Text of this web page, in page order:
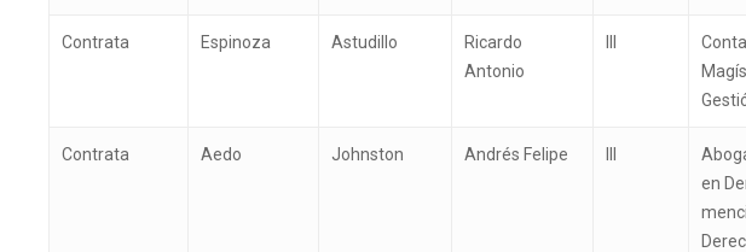
Contrata Espinoza Astudillo
Ricardo
Antonio
Contrata Aedo Johnston Andrés Felipe
en